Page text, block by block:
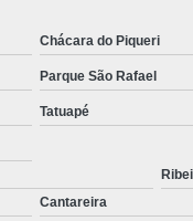
Chácara do Piqueri
Parque São Rafael
Tatuapé
Cantareira